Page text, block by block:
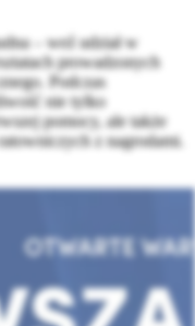
– weź udział w
prowadzonych
Podczas
nie tylko
pomocy, ale także
z nagrodami.